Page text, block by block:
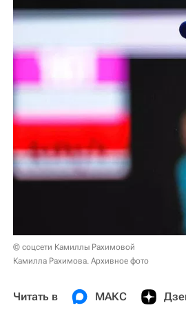
© соцсети Камиллы Рахимовой
Камилла Рахимова. Архивное фото
Читать в МАКС